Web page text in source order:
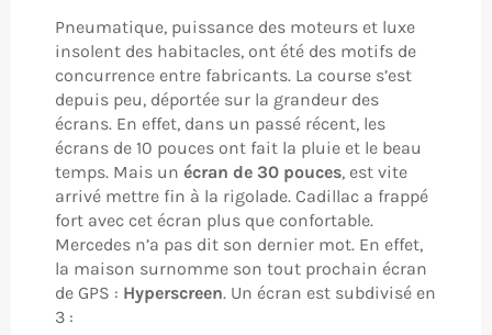
Pneumatique, puissance des moteurs et luxe
insolent des habitacles, ont été des motifs de
concurrence entre fabricants. La course s’est
depuis peu, déportée sur la grandeur des
écrans. En effet, dans un passé récent, les
écrans de 10 pouces ont fait la pluie et le beau
temps. Mais un écran de 30 pouces, est vite
arrivé mettre fin à la rigolade. Cadillac a frappé
fort avec cet écran plus que confortable.
Mercedes n’a pas dit son dernier mot. En effet,
la maison surnomme son tout prochain écran
de GPS : Hyperscreen. Un écran est subdivisé en
3 :